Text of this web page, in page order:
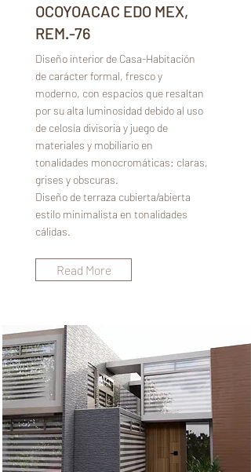
OCOYOACAC EDO MEX,
REM.-76
Diseño interior de Casa-Habitación
de carácter formal, fresco y
moderno, con espacios que resaltan
por su alta luminosidad debido al uso
de celosía divisoria y juego de
materiales y mobiliario en
tonalidades monocromáticas: claras,
grises y obscuras.
Diseño de terraza cubierta/abierta
estilo minimalista en tonalidades
cálidas.
Read More